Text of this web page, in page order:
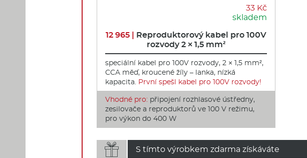
33 Kč
skladem
12 965 | Reproduktorový kabel pro 100V
rozvody 2 × 1,5 mm²
speciální kabel pro 100V rozvody, 2 × 1,5 mm²,
CCA měď, kroucené žíly – lanka, nízká
kapacita. První spešl kabel pro 100V rozvody!
Vhodné pro: připojení rozhlasové ústředny,
zesilovače a reproduktorů ve 100 V režimu,
pro výkon do 400 W
 S tímto výrobkem zdarma získáváte